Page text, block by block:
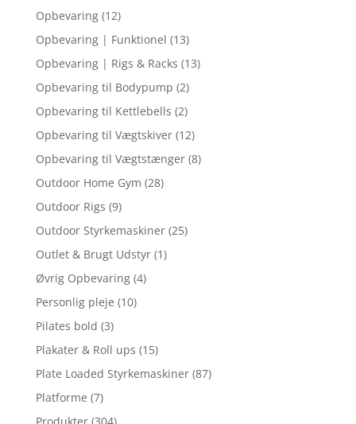
Opbevaring (12)
Opbevaring | Funktionel (13)
Opbevaring | Rigs & Racks (13)
Opbevaring til Bodypump (2)
Opbevaring til Kettlebells (2)
Opbevaring til Vægtskiver (12)
Opbevaring til Vægtstænger (8)
Outdoor Home Gym (28)
Outdoor Rigs (9)
Outdoor Styrkemaskiner (25)
Outlet & Brugt Udstyr (1)
Øvrig Opbevaring (4)
Personlig pleje (10)
Pilates bold (3)
Plakater & Roll ups (15)
Plate Loaded Styrkemaskiner (87)
Platforme (7)